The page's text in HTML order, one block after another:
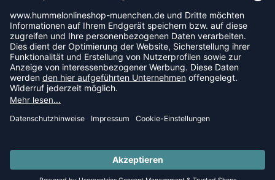
Vorkasse
Sofortüberweisung
NEWSLETTER